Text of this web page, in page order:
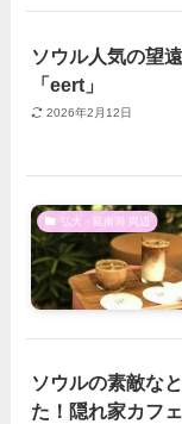
ソウル人気の望
「eert」
2026年2月12日
弘大・延南洞 周辺
ソウルの素敵な
た！隠れ家カフ